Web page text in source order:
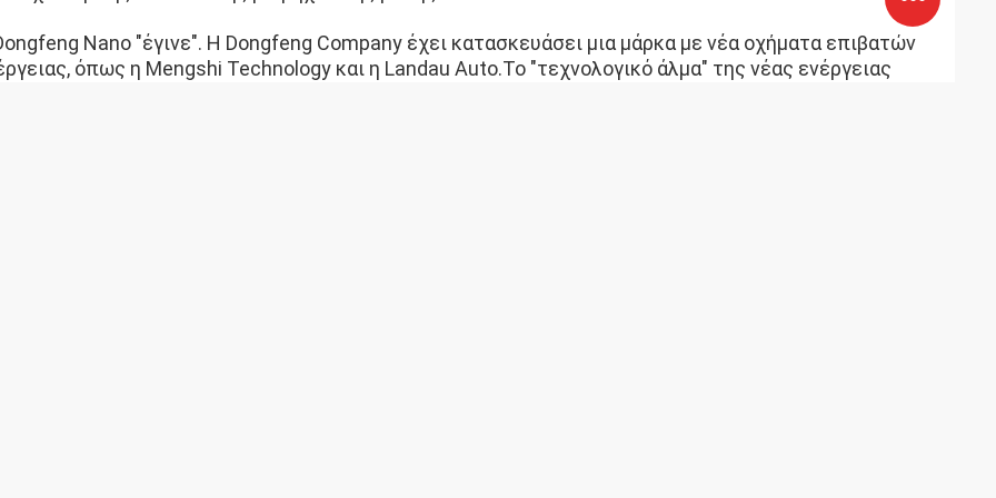
Nano "έγινε". Η Dongfeng Company έχει κατασκευάσει μια μάρκα με νέα οχήματα επιβατών
όπως η Mengshi Technology και η Landau Auto.Το "τεχνολογικό άλμα" της νέας ενέργειας